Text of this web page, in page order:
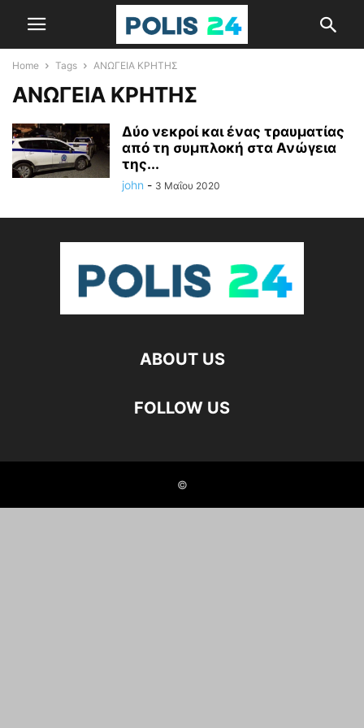
Home Tags ΑΝΩΓΕΙΑ ΚΡΗΤΗΣ
ΑΝΩΓΕΙΑ ΚΡΗΤΗΣ
Δύο νεκροί και ένας τραυματίας
από τη συμπλοκή στα Ανώγεια
της...
john - 3 Μαΐου 2020
ABOUT US
FOLLOW US
©